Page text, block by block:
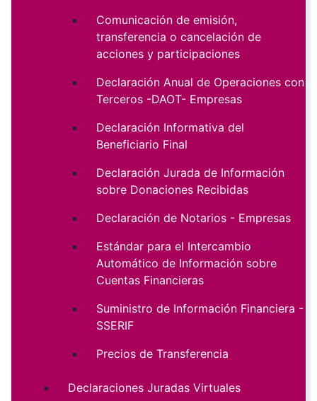
Comunicación de emisión,
transferencia o cancelación de
acciones y participaciones
Declaración Anual de Operaciones con
Terceros -DAOT- Empresas
Declaración Informativa del
Beneficiario Final
Declaración Jurada de Información
sobre Donaciones Recibidas
Declaración de Notarios - Empresas
Estándar para el Intercambio
Automático de Información sobre
Cuentas Financieras
Suministro de Información Financiera -
SSERIF
Precios de Transferencia
Declaraciones Juradas Virtuales